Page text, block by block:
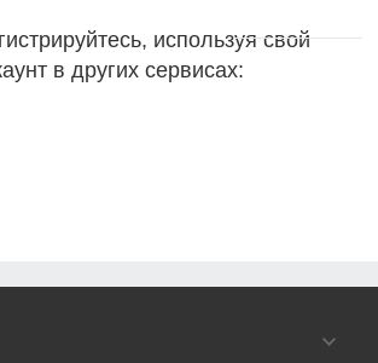
используя свой
в других сервисах: